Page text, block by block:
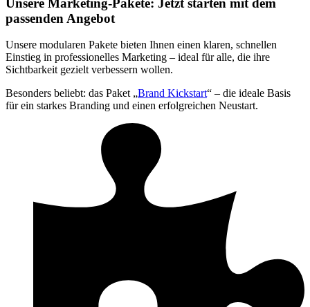
Unsere Marketing-Pakete: Jetzt starten mit dem
passenden Angebot
Unsere modularen Pakete bieten Ihnen einen klaren, schnellen
Einstieg in professionelles Marketing – ideal für alle, die ihre
Sichtbarkeit gezielt verbessern wollen.
Besonders beliebt: das Paket „Brand Kickstart“ – die ideale Basis
für ein starkes Branding und einen erfolgreichen Neustart.